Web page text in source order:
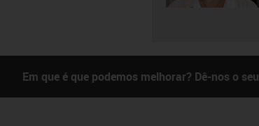
Em que é que podemos melhorar? Dê-nos o